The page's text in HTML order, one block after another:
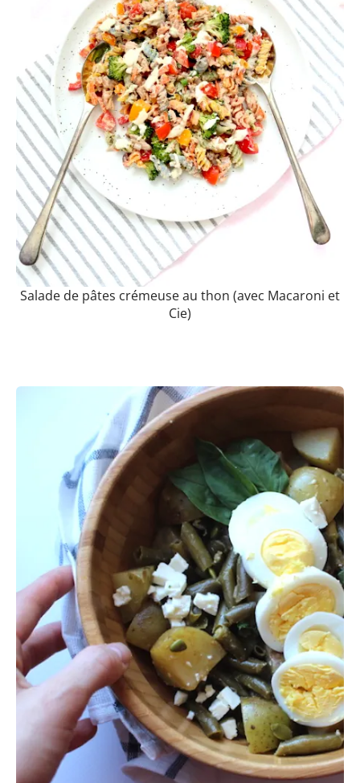
Salade de pâtes crémeuse au thon (avec Macaroni et
Cie)